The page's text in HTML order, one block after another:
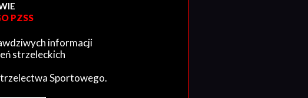
PZSS
informacji
strzeleckich
Sportowego.